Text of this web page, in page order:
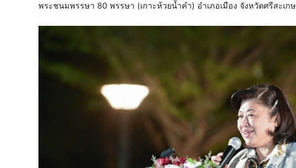
พระชนมพรรษา 80 พรรษา (เกาะห้วยน้ำคำ) อำเภอเมือง จังหวัดศรีสะเกษ